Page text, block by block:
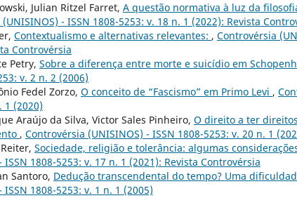
Julian Ritzel Farret, A questão normativa à luz da
- ISSN 1808-5253: v. 18 n. 1 (2022): Revista
Contextualismo e alternativas relevantes: , Controvérsia
Controvérsia
Petry, Sobre a diferença entre morte e suicídio em
v. 2 n. 2 (2006)
Fedel Zorzo, O conceito de “Fascismo” em Primo Levi ,
1 (2020)
Araújo da Silva, Victor Sales Pinheiro, O direito a ter
, Controvérsia (UNISINOS) - ISSN 1808-5253: v. 20 n. 1
Sociedade, religião e tolerância: algumas
ISSN 1808-5253: v. 17 n. 1 (2021): Revista Controvérsia
Santoro, Dedução transcendental do tempo? Uma
ISSN 1808-5253: v. 1 n. 1 (2005)